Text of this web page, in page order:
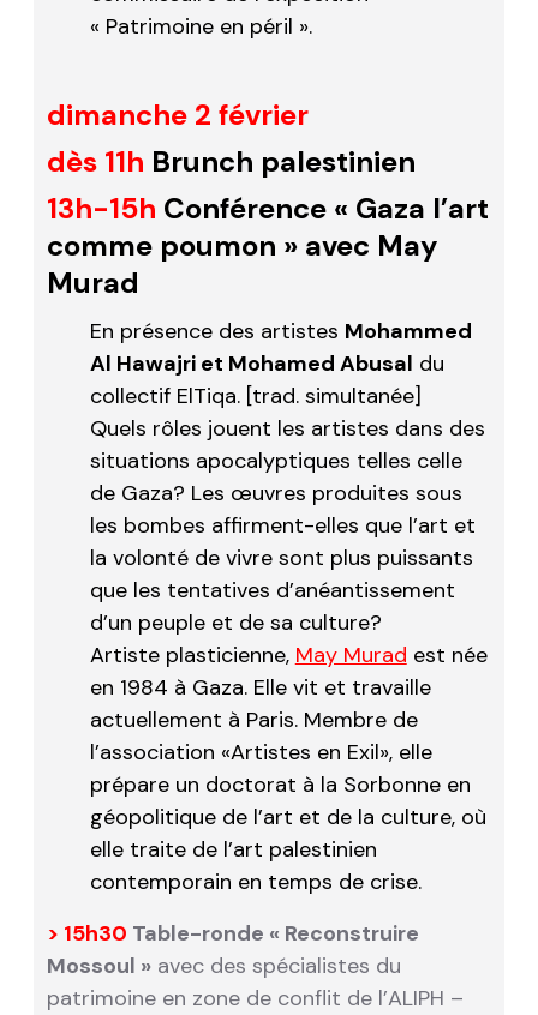
« Patrimoine en péril ».
dimanche 2 février
dès 11h Brunch palestinien
13h-15h Conférence « Gaza l’art
comme poumon » avec May
Murad
En présence des artistes Mohammed
Al Hawajri et Mohamed Abusal du
collectif ElTiqa. [trad. simultanée]
Quels rôles jouent les artistes dans des
situations apocalyptiques telles celle
de Gaza? Les œuvres produites sous
les bombes affirment-elles que l’art et
la volonté de vivre sont plus puissants
que les tentatives d’anéantissement
d’un peuple et de sa culture?
Artiste plasticienne, May Murad est née
en 1984 à Gaza. Elle vit et travaille
actuellement à Paris. Membre de
l’association «Artistes en Exil», elle
prépare un doctorat à la Sorbonne en
géopolitique de l’art et de la culture, où
elle traite de l’art palestinien
contemporain en temps de crise.
> 15h30 Table-ronde « Reconstruire
Mossoul »avec des spécialistes du
patrimoine en zone de conflit de l’ALIPH –